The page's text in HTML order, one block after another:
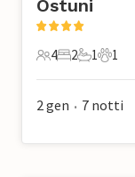
Ostuni
4 Ospiti
4
2 Camere da
2
1 Bagno
1
1
1
2 gen • 7 notti